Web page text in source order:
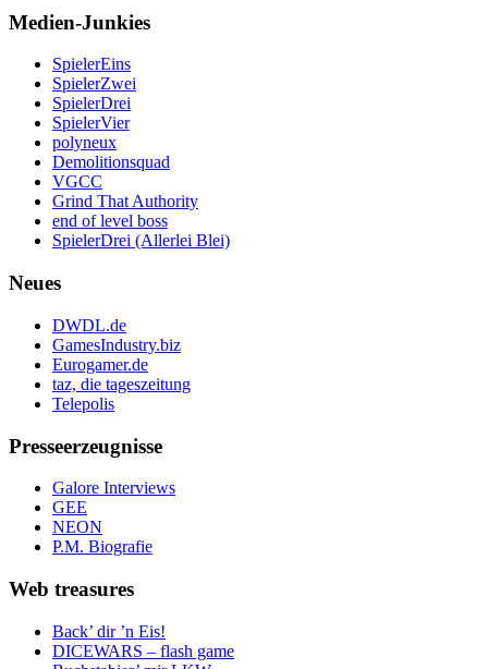
Medien-Junkies
SpielerEins
SpielerZwei
SpielerDrei
SpielerVier
polyneux
Demolitionsquad
VGCC
Grind That Authority
end of level boss
SpielerDrei (Allerlei Blei)
Neues
DWDL.de
GamesIndustry.biz
Eurogamer.de
taz, die tageszeitung
Telepolis
Presseerzeugnisse
Galore Interviews
GEE
NEON
P.M. Biografie
Web treasures
Back’ dir ’n Eis!
DICEWARS – flash game